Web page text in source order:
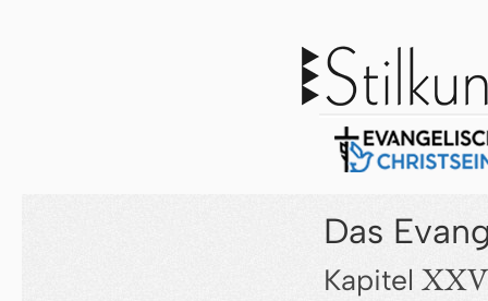
Das
Kapitel